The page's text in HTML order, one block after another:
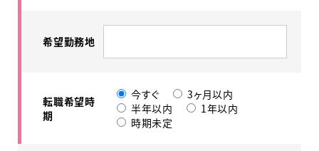
希望勤務地
転職希望時
期
今すぐ
3ヶ月以内
半年以内
1年以内
時期未定